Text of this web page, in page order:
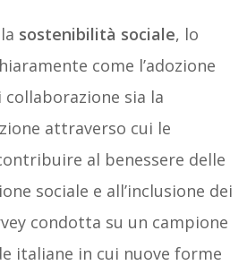
sostenibilità sociale, lo
come l’adozione
sia la
attraverso cui le
al benessere delle
sociale e all’inclusione dei
condotta su un campione
italiane in cui nuove forme